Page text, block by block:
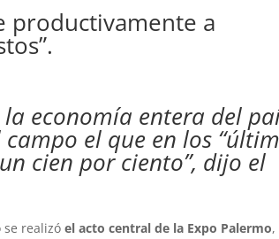
productivamente a
economía entera del
el que en los
cien por ciento”, dijo el
se realizóel acto central de la Expo Palermo,